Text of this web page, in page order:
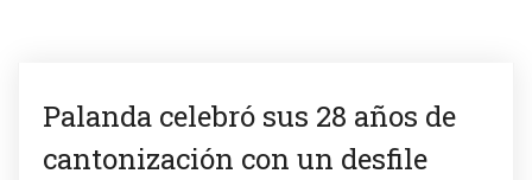
Palanda celebró sus 28 años de
cantonización con un desfile